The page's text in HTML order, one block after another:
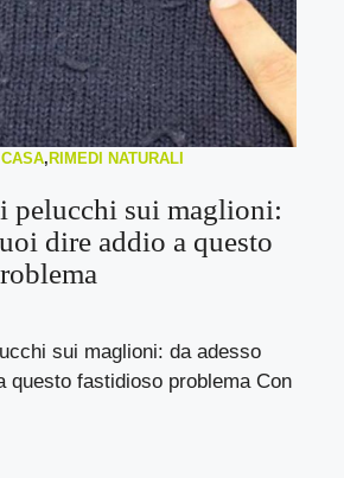
, RIMEDI NATURALI
pelucchi sui maglioni:
dire addio a questo
sui maglioni: da adesso
questo fastidioso problema Con